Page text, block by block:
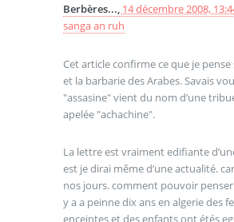
Berbères..., 14 décembre 2008,
sanga an ruh
Cet article confirme ce que je
et la barbarie des Arabes. Savais
"assasine" vient du nom d’une
apelée "achachine".
La lettre est vraiment edifiante
est je dirai même d’une actualité.
nos jours. comment pouvoir
y a a peinne dix ans en algerie des
enceintes et des enfants ont étés